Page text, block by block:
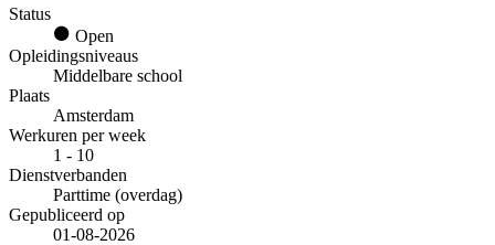
Status
Open
Opleidingsniveaus
Middelbare school
Plaats
Amsterdam
Werkuren per week
1 - 10
Dienstverbanden
Parttime (overdag)
Gepubliceerd op
01-08-2026